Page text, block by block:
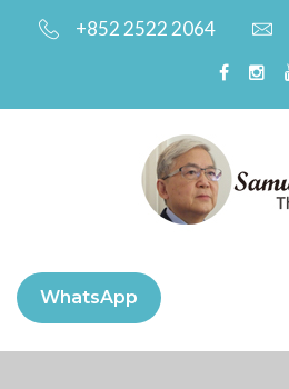
+852 2522 2064
WhatsApp